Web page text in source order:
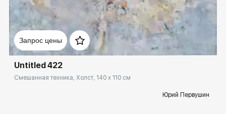
Запрос цены
Домен: spb.rakovgallery.ru
Untitled 422
Смешанная техника, Холст, 140 x 110 см
Юрий Первушин